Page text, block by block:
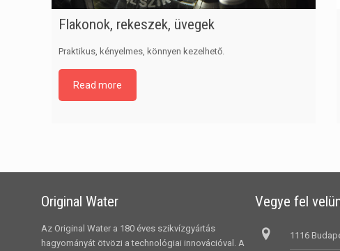
Flakonok, rekeszek, üvegek
Praktikus, kényelmes, könnyen kezelhető.
Read more
Original Water
Az Original Water a 180 éves szikvízgyártás
hagyományát ötvözi a technológiai innovációval. A
Vegye fel
1116